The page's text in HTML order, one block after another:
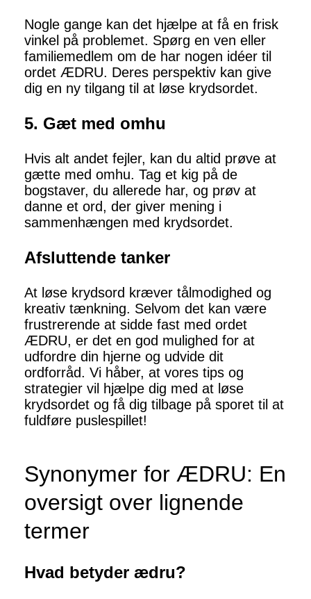
Nogle gange kan det hjælpe at få en frisk
vinkel på problemet. Spørg en ven eller
familiemedlem om de har nogen idéer til
ordet ÆDRU. Deres perspektiv kan give
dig en ny tilgang til at løse krydsordet.
5. Gæt med omhu
Hvis alt andet fejler, kan du altid prøve at
gætte med omhu. Tag et kig på de
bogstaver, du allerede har, og prøv at
danne et ord, der giver mening i
sammenhængen med krydsordet.
Afsluttende tanker
At løse krydsord kræver tålmodighed og
kreativ tænkning. Selvom det kan være
frustrerende at sidde fast med ordet
ÆDRU, er det en god mulighed for at
udfordre din hjerne og udvide dit
ordforråd. Vi håber, at vores tips og
strategier vil hjælpe dig med at løse
krydsordet og få dig tilbage på sporet til at
fuldføre puslespillet!
Synonymer for ÆDRU: En
oversigt over lignende
termer
Hvad betyder ædru?